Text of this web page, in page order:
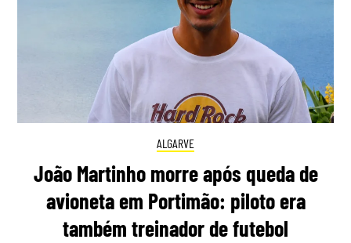
ALGARVE
João Martinho morre após queda de
avioneta em Portimão: piloto era
também treinador de futebol